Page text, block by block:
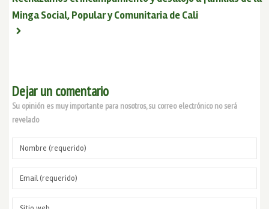
Minga Social, Popular y Comunitaria de Cali
Dejar un comentario
Su opinión es muy importante para nosotros, su correo electrónico no será
revelado